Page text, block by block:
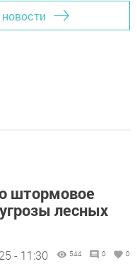
штормовое
лесных
- 11:30 544 0 0